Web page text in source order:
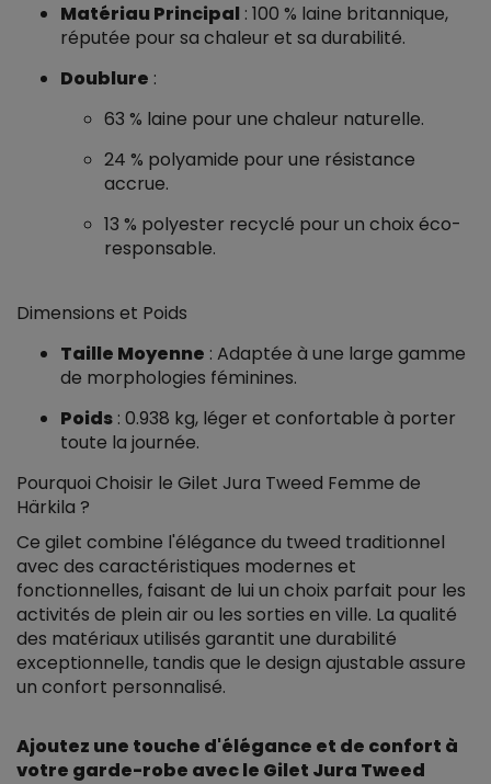
Matériau Principal : 100 % laine britannique,
réputée pour sa chaleur et sa durabilité.
Doublure :
63 % laine pour une chaleur naturelle.
24 % polyamide pour une résistance
accrue.
13 % polyester recyclé pour un choix éco-
responsable.
Dimensions et Poids
Taille Moyenne : Adaptée à une large gamme
de morphologies féminines.
Poids : 0.938 kg, léger et confortable à porter
toute la journée.
Pourquoi Choisir le Gilet Jura Tweed Femme de
Härkila ?
Ce gilet combine l'élégance du tweed traditionnel
avec des caractéristiques modernes et
fonctionnelles, faisant de lui un choix parfait pour les
activités de plein air ou les sorties en ville. La qualité
des matériaux utilisés garantit une durabilité
exceptionnelle, tandis que le design ajustable assure
un confort personnalisé.
Ajoutez une touche d'élégance et de confort à
votre garde-robe avec le Gilet Jura Tweed